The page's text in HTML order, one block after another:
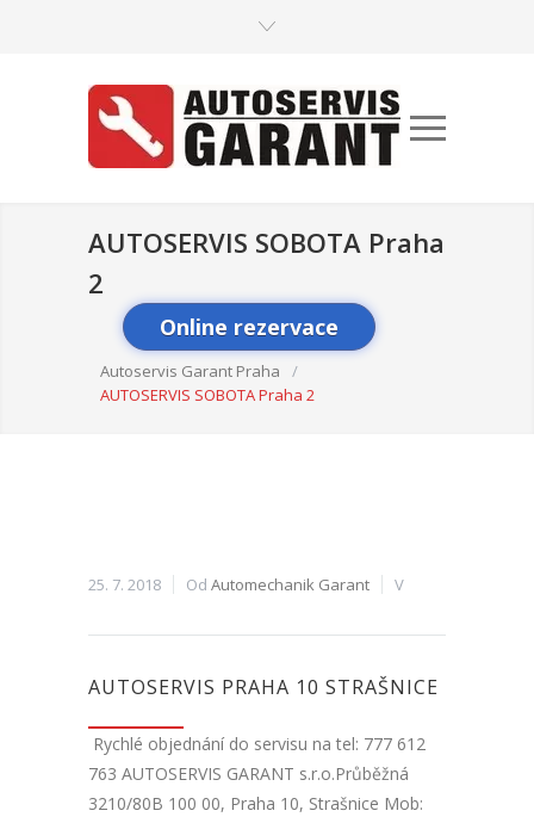
AUTOSERVIS SOBOTA Praha
2
Online rezervace
Autoservis Garant Praha
/
AUTOSERVIS SOBOTA Praha 2
25. 7. 2018 Od Automechanik Garant V
AUTOSERVIS PRAHA 10 STRAŠNICE
Rychlé objednání do servisu na tel: 777 612
763 AUTOSERVIS GARANT s.r.o.Průběžná
3210/80B 100 00, Praha 10, Strašnice Mob: